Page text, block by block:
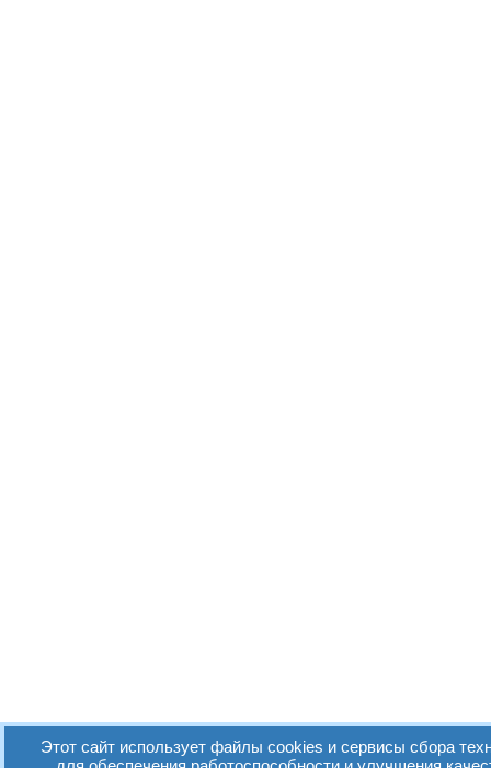
Этот сайт использует файлы cookies и сервисы сбора